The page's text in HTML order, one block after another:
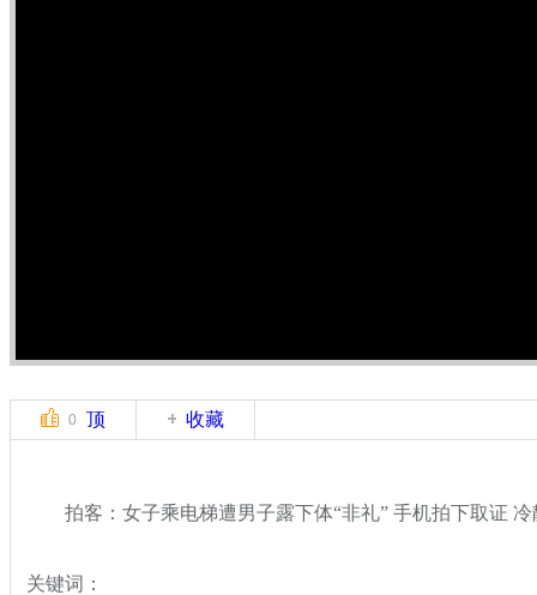
0 顶 收藏
拍客：女子乘电梯遭男子露下体“非礼” 手机拍下取证 冷
关键词：